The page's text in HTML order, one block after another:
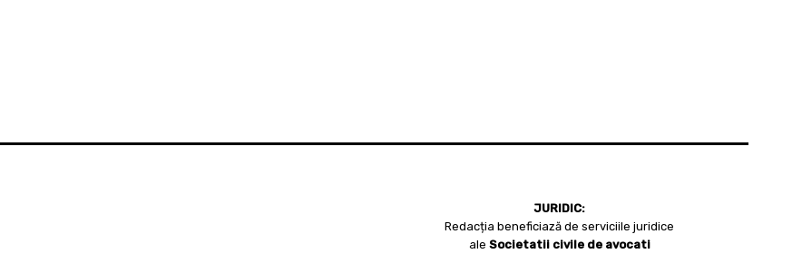
JURIDIC:
Redacția beneficiază de serviciile juridice
ale Societatii civile de avocati